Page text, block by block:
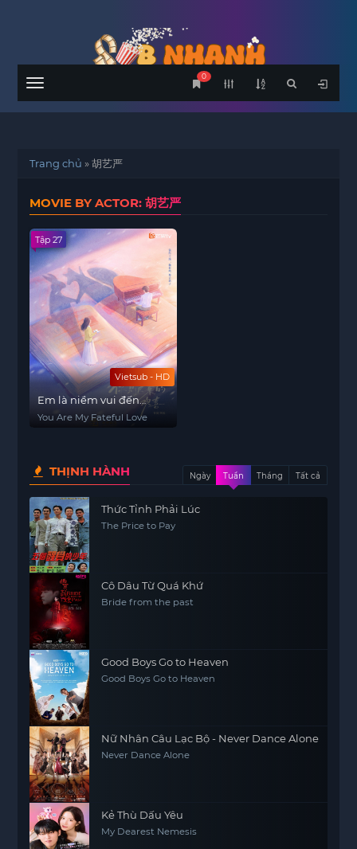
Menu
0
Trang chủ »胡艺严
MOVIE BY ACTOR: 胡艺严
Vietsub - HD
Tập 27
Em là niềm vui đến
muộn
You Are My Fateful Love
THỊNH HÀNH Ngày Tuần Tháng Tất cả
Thức Tỉnh Phải Lúc
The Price to Pay
Cô Dâu Từ Quá Khứ
Bride from the past
Good Boys Go to Heaven
Good Boys Go to Heaven
Nữ Nhân Câu Lạc Bộ - Never Dance Alone
Never Dance Alone
Kẻ Thù Dấu Yêu
My Dearest Nemesis